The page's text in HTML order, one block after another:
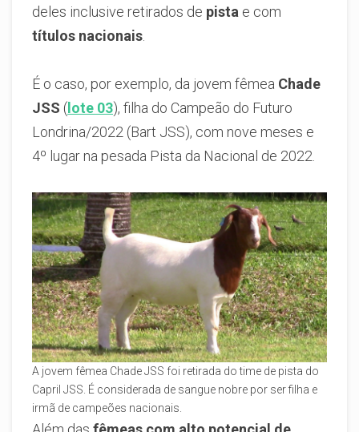
deles inclusive retirados de pista e com
títulos nacionais
É o caso, por exemplo, da jovem fêmea Chade
JSS (lote 03), filha do Campeão do Futuro
Londrina/2022 (Bart JSS), com nove meses e
4º lugar na pesada Pista da Nacional de 2022.
A jovem fêmea Chade JSS foi retirada do time de pista do
Capril JSS. É considerada de sangue nobre por ser filha e
irmã de campeões nacionais.